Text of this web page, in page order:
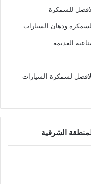
للسمكرة
ودهان السيارات
القديمة
لسمكرة السيارات
الشرقية